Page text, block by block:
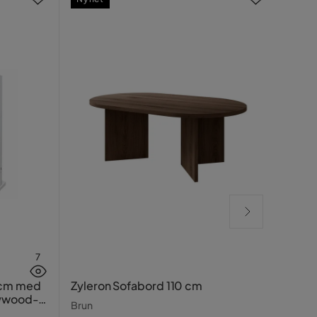
7
med
Zyleron Sofabord 110 cm
Brun